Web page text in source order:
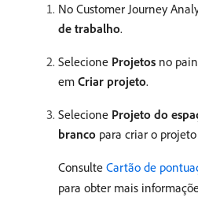
No Customer Journey
de trabalho.
Selecione Projetos no
em Criar projeto.
Selecione Projeto do
branco para criar o
Consulte Cartão de
para obter mais